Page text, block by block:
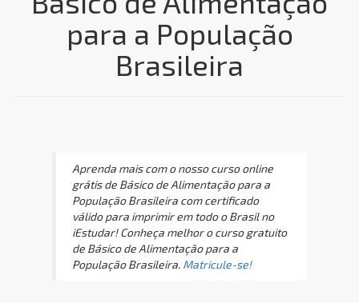
para a População
Brasileira
Aprenda mais com o nosso curso online
grátis de Básico de Alimentação para a
População Brasileira com certificado
válido para imprimir em todo o Brasil no
iEstudar! Conheça melhor o curso gratuito
de Básico de Alimentação para a
População Brasileira. Matricule-se!